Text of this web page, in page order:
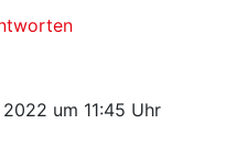
um 11:45 Uhr